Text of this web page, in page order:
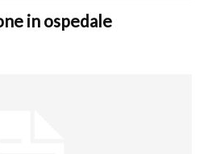
in ospedale